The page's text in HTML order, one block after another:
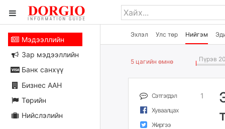
Эхлэл Улс төр Нийгэм
Мэдээллийн
Зар мэдээллийн
Банк санхүү
Бизнес ААН
Төрийн
Нийслэлийн
5 цагийн өмнө Пүрэв
Сэтгэгдэл 1
Хуваалцах
Жиргээ